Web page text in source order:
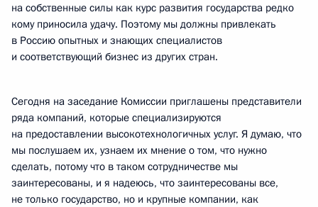
на собственные силы как курс развития государства редко
кому приносила удачу. Поэтому мы должны привлекать
в Россию опытных и знающих специалистов
и соответствующий бизнес из других стран.
Сегодня на заседание Комиссии приглашены представители
ряда компаний, которые специализируются
на предоставлении высокотехнологичных услуг. Я думаю, что
мы послушаем их, узнаем их мнение о том, что нужно
сделать, потому что в таком сотрудничестве мы
заинтересованы, и я надеюсь, что заинтересованы все,
не только государство, но и крупные компании, как